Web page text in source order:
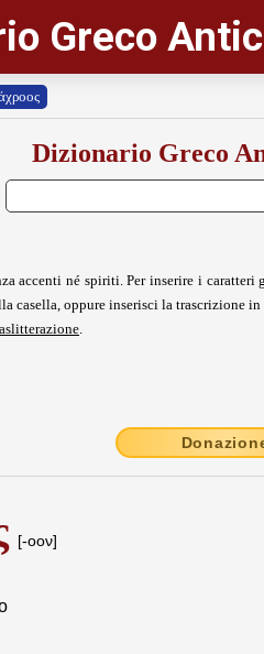
Greco
Dizionario Greco
accenti né spiriti. Per inserire i caratteri
casella, oppure inserisci la trascrizione
.
[-οον]